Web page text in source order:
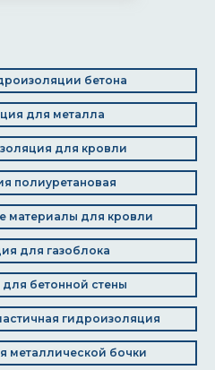
бетона
для металла
для кровли
полиуретановая
материалы для кровли
для газоблока
бетонной стены
гидроизоляция
металлической бочки